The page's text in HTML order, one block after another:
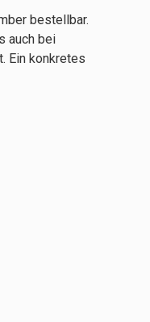
bestellbar.
auch bei
Ein konkretes